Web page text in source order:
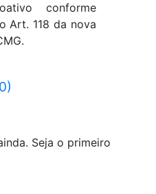
conforme
Art. 118 da nova
Seja o primeiro